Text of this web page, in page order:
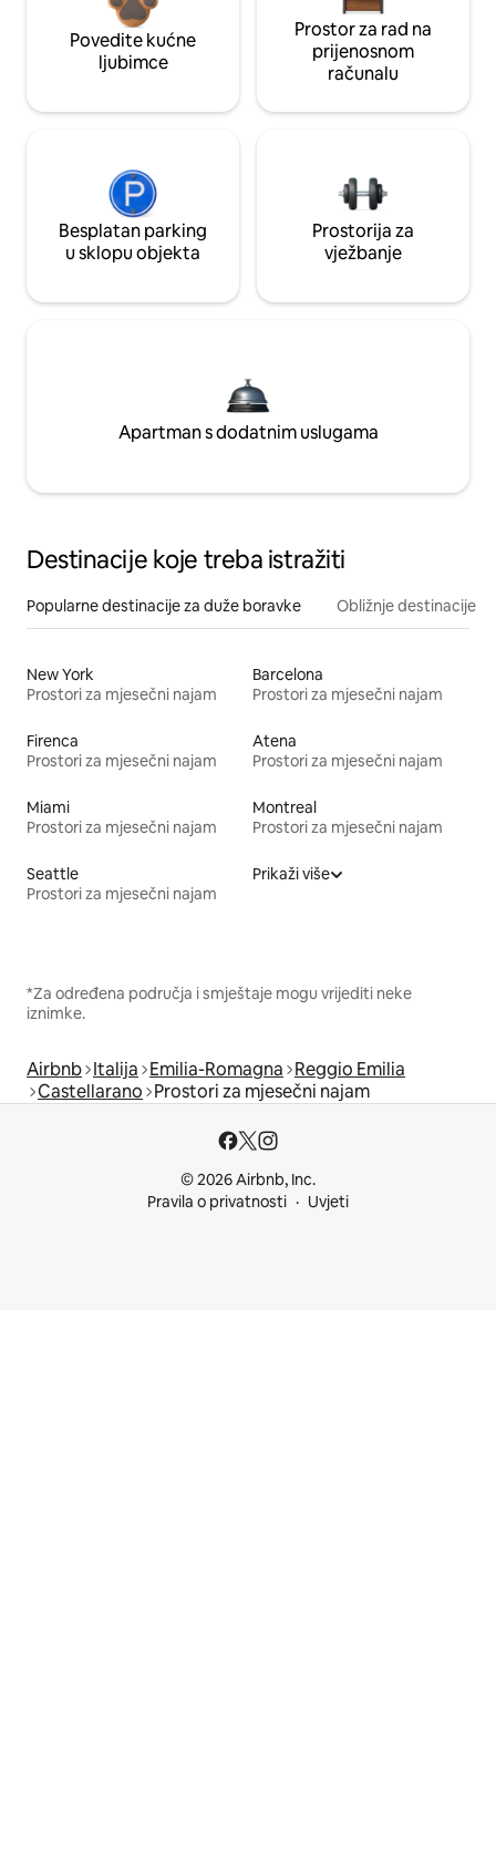
Povedite kućne
ljubimce
Prostor za rad na
prijenosnom
računalu
Besplatan parking
u sklopu objekta
Prostorija za
vježbanje
Apartman s dodatnim uslugama
Destinacije koje treba istražiti
Popularne destinacije za duže boravke Obližnje destinacije
New York
Prostori za mjesečni najam
Barcelona
Prostori za mjesečni najam
Firenca
Prostori za mjesečni najam
Atena
Prostori za mjesečni najam
Miami
Prostori za mjesečni najam
Montreal
Prostori za mjesečni najam
Seattle
Prostori za mjesečni najam
Prikaži više
*Za određena područja i smještaje mogu vrijediti neke
iznimke.
Airbnb Italija Emilia-Romagna Reggio Emilia
Castellarano Prostori za mjesečni najam
© 2026 Airbnb, Inc.
Pravila o privatnosti
Uvjeti